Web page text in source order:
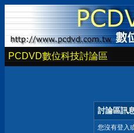
PCDVD數位科技討論區
討論區訊
您沒有登入